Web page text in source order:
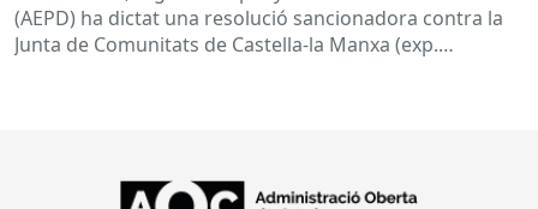
(AEPD) ha dictat una resolució sancionadora contra la
Junta de Comunitats de Castella-la Manxa (exp.